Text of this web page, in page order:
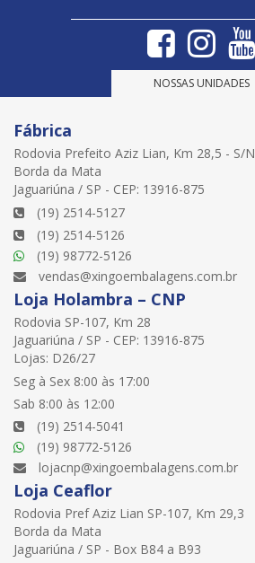
NOSSAS UNIDADES
Fábrica
Rodovia Prefeito Aziz Lian, Km 28,5 - S/N
Borda da Mata
Jaguariúna / SP - CEP: 13916-875
(19) 2514-5127
(19) 2514-5126
(19) 98772-5126
vendas@xingoembalagens.com.br
Loja Holambra – CNP
Rodovia SP-107, Km 28
Jaguariúna / SP - CEP: 13916-875
Lojas: D26/27
Seg à Sex 8:00 às 17:00
Sab 8:00 às 12:00
(19) 2514-5041
(19) 98772-5126
lojacnp@xingoembalagens.com.br
Loja Ceaflor
Rodovia Pref Aziz Lian SP-107, Km 29,3
Borda da Mata
Jaguariúna / SP - Box B84 a B93